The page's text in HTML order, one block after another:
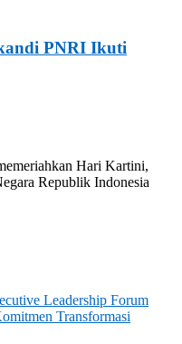
PNRI Ikuti
Hari Kartini,
Republik Indonesia
Leadership Forum
Transformasi